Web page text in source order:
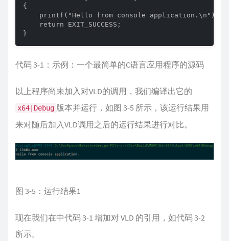
{
    printf("Hello from console application.\n");
    return EXIT_SUCCESS;
}
代码 3-1：示例：一个最简单的C语言应用程序的源码
以上程序尚未加入对VLD的调用，我们编译出它的
x64|Debug 版本并运行，如图 3-5 所示，该运行结果用
来对随后加入VLD调用之后的运行结果进行对比。
图 3-5：运行结果1
现在我们在中代码 3-1 增加对 VLD 的引用，如代码 3-2
所示。